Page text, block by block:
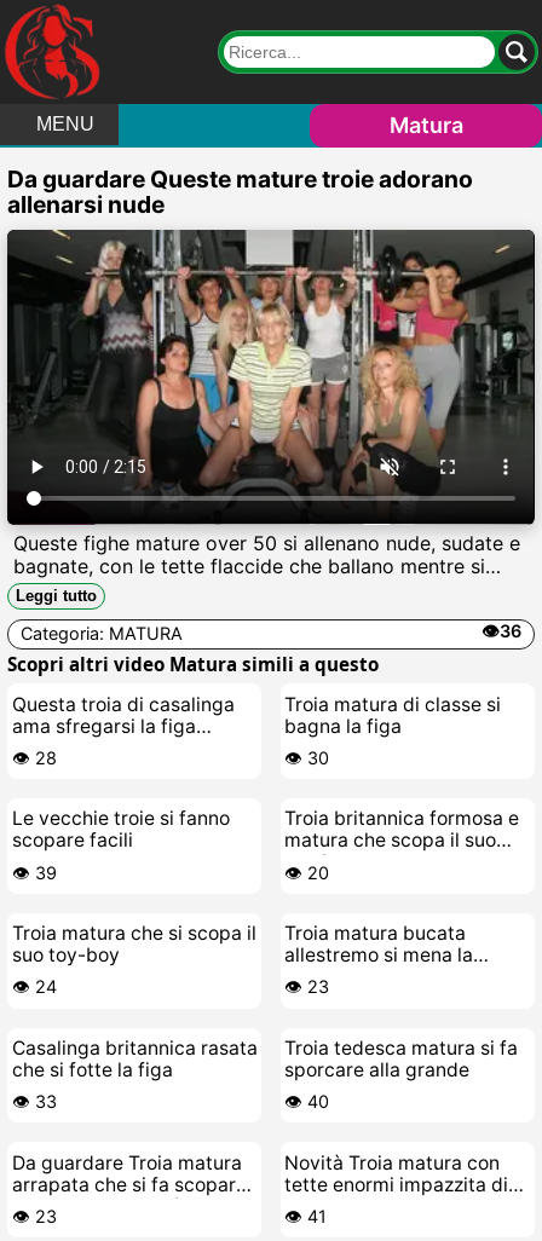
MENU Matura
Da guardare Queste mature troie adorano
allenarsi nude
Queste fighe mature over 50 si allenano nude, sudate e
bagnate, con le tette flaccide che ballano mentre si
chinano spalancando il culo grasso pronto per cazzi
duri da scopare senza pietà Gemiti e fica fradicia
garantiti.
Leggi tutto
Categoria: MATURA 👁️36
Scopri altri video Matura simili a questo
Questa troia di casalinga
ama sfregarsi la figa
fradicia
👁️ 28
Troia matura di classe si
bagna la figa
👁️ 30
Le vecchie troie si fanno
scopare facili
👁️ 39
Troia britannica formosa e
matura che scopa il suo
toy-boy
👁️ 20
Troia matura che si scopa il
suo toy-boy
👁️ 24
Troia matura bucata
allestremo si mena la
passera fino a sborrare
👁️ 23
Casalinga britannica rasata
che si fotte la figa
👁️ 33
Troia tedesca matura si fa
sporcare alla grande
👁️ 40
Da guardare Troia matura
arrapata che si fa scopare
dal suo stallone più
giovane
👁️ 23
Novità Troia matura con
tette enormi impazzita di
cazzo
👁️ 41